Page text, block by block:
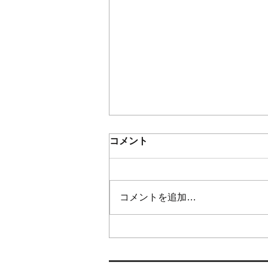
い40代・50代へ~流山市シミ
コメント
コメントを追加…